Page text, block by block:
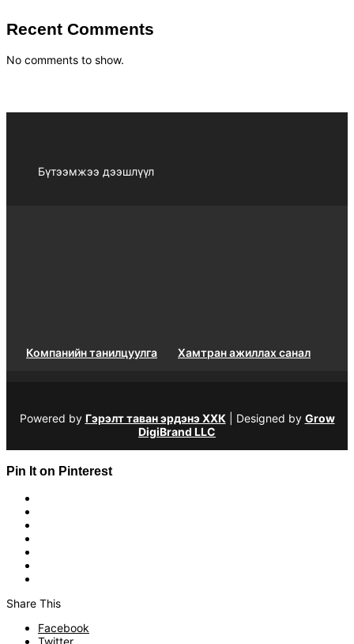
Recent Comments
No comments to show.
Бүтээмжээ дээшлүүл
Компанийн танилцуулга Хамтран ажиллах санал
Powered by Гэрэлт таван эрдэнэ ХХК | Designed by Grow
DigiBrand LLC
Pin It on Pinterest
Share This
Facebook